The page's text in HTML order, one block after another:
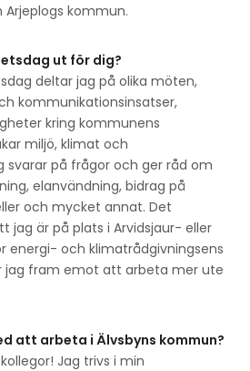
kommun.
ut för dig?
deltar jag på olika möten,
kommunikationsinsatser,
kring kommunens
miljö, klimat och
svarar på frågor och ger råd om
elanvändning, bidrag på
och mycket annat. Det
jag är på plats i Arvidsjaur- eller
energi- och klimatrådgivningsens
jag fram emot att arbeta mer ute
att arbeta i Älvsbyns kommun?
Jag trivs i min